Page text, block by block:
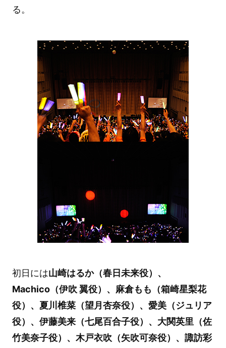
る。
初日には山崎はるか（春日未来役）、
Machico（伊吹 翼役）、麻倉もも（箱崎星梨花
役）、夏川椎菜（望月杏奈役）、愛美（ジュリア
役）、伊藤美来（七尾百合子役）、大関英里（佐
竹美奈子役）、木戸衣吹（矢吹可奈役）、諏訪彩